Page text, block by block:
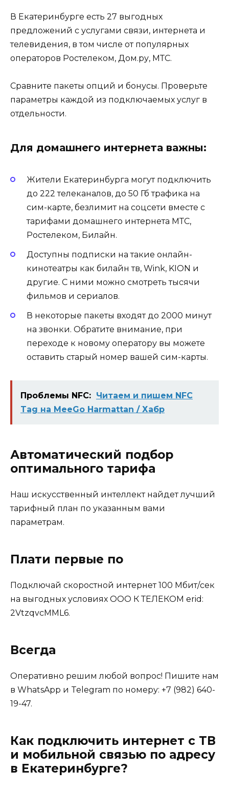
В Екатеринбурге есть 27 выгодных
предложений с услугами связи, интернета и
телевидения, в том числе от популярных
операторов Ростелеком, Дом.ру, МТС.
Сравните пакеты опций и бонусы. Проверьте
параметры каждой из подключаемых услуг в
отдельности.
Для домашнего интернета важны:
Жители Екатеринбурга могут подключить
до 222 телеканалов, до 50 Гб трафика на
сим-карте, безлимит на соцсети вместе с
тарифами домашнего интернета МТС,
Ростелеком, Билайн.
Доступны подписки на такие онлайн-
кинотеатры как билайн тв, Wink, KION и
другие. С ними можно смотреть тысячи
фильмов и сериалов.
В некоторые пакеты входят до 2000 минут
на звонки. Обратите внимание, при
переходе к новому оператору вы можете
оставить старый номер вашей сим-карты.
Проблемы NFC: Читаем и пишем NFC
Tag на MeeGo Harmattan / Хабр
Автоматический подбор
оптимального тарифа
Наш искусственный интеллект найдет лучший
тарифный план по указанным вами
параметрам.
Плати первые по
Подключай скоростной интернет 100 Мбит/сек
на выгодных условиях ООО К ТЕЛЕКОМ erid:
2VtzqvcMML6.
Всегда
Оперативно решим любой вопрос! Пишите нам
в WhatsApp и Telegram по номеру: +7 (982) 640-
19-47.
Как подключить интернет с ТВ
и мобильной связью по адресу
в Екатеринбурге?